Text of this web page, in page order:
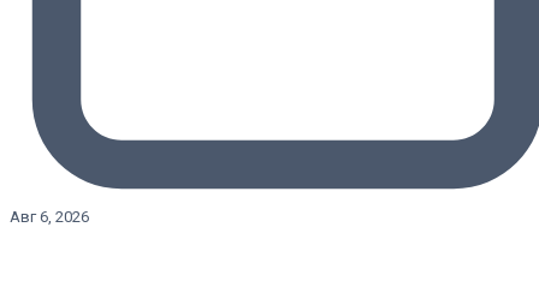
Авг 6, 2026